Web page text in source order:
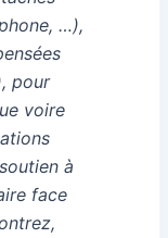
…),
pour
voire
à
face